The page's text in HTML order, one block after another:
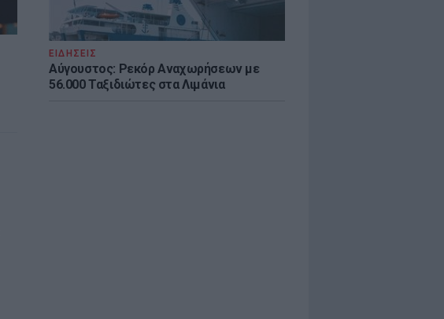
ΕΙΔΗΣΕΙΣ
Αύγουστος: Ρεκόρ Αναχωρήσεων με
56.000 Ταξιδιώτες στα Λιμάνια